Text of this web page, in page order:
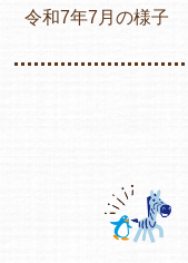
令和7年7月の様子